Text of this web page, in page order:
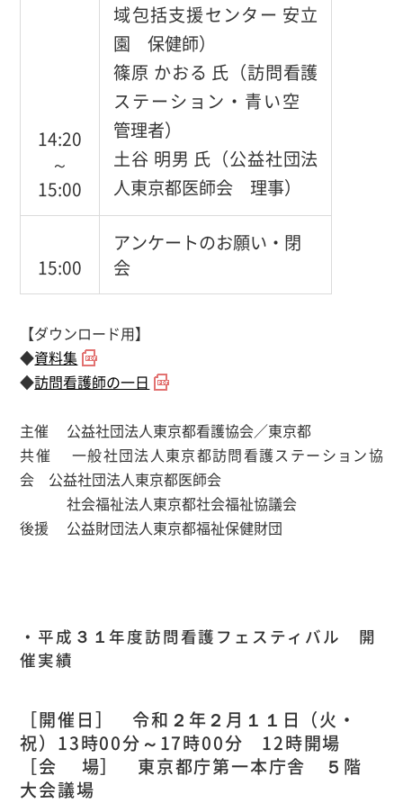
14:20
～
15:00
域包括支援センター 安立
園 保健師）
篠原 かおる 氏（訪問看護
ステーション・青い空
管理者）
土谷 明男 氏（公益社団法
人東京都医師会 理事）
15:00
アンケートのお願い・閉
会
【ダウンロード用】
◆資料集
◆訪問看護師の一日
主催 公益社団法人東京都看護協会／東京都
共催 一般社団法人東京都訪問看護ステーション協
会 公益社団法人東京都医師会
社会福祉法人東京都社会福祉協議会
後援 公益財団法人東京都福祉保健財団
・平成３１年度訪問看護フェスティバル 開
催実績
［開催日］ 令和２年２月１１日（火・
祝）13時00分～17時00分 12時開場
［会 場］ 東京都庁第一本庁舎 ５階
大会議場